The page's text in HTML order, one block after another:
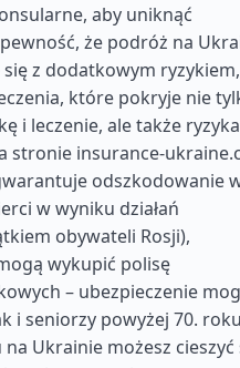
aby uniknąć
że podróż na
z dodatkowym ryzykiem,
które pokryje nie
i leczenie, ale także ryzyka
stronie insurance-
odszkodowanie
w wyniku działań
obywateli Rosji),
wykupić polisę
– ubezpieczenie
i seniorzy powyżej 70. roku
Ukrainie możesz cieszyć